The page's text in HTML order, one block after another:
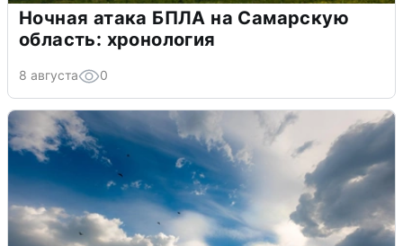
Ночная атака БПЛА на Самарскую
область: хронология
8 августа 0